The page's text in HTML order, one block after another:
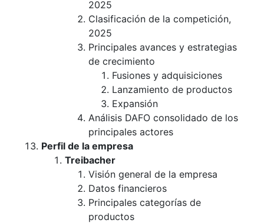
2025
Clasificación de la competición,
2025
Principales avances y estrategias
de crecimiento
Fusiones y adquisiciones
Lanzamiento de productos
Expansión
Análisis DAFO consolidado de los
principales actores
Perfil de la empresa
Treibacher
Visión general de la empresa
Datos financieros
Principales categorías de
productos